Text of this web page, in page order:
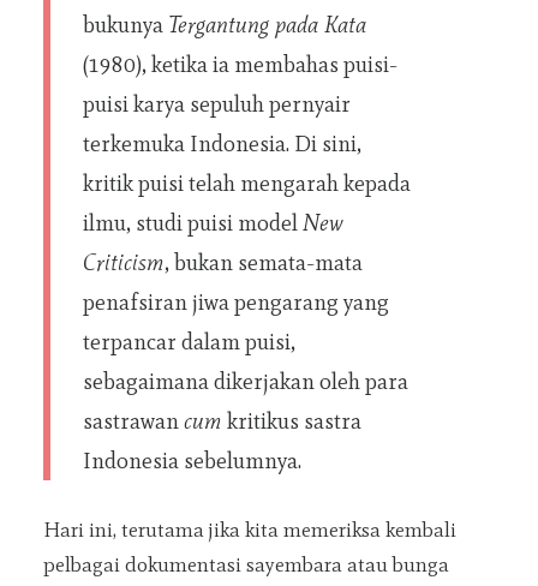
bukunya Tergantung pada Kata
(1980), ketika ia membahas puisi-
puisi karya sepuluh pernyair
terkemuka Indonesia. Di sini,
kritik puisi telah mengarah kepada
ilmu, studi puisi modelNew
Criticism, bukan semata-mata
penafsiran jiwa pengarang yang
terpancar dalam puisi,
sebagaimana dikerjakan oleh para
sastrawancum kritikus sastra
Indonesia sebelumnya.
Hari ini, terutama jika kita memeriksa kembali
pelbagai dokumentasi sayembara atau bunga